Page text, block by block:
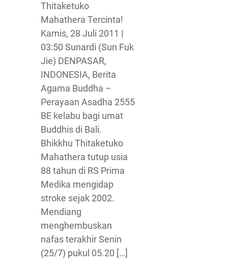
Thitaketuko
Mahathera Tercinta!
Kamis, 28 Juli 2011 |
03:50 Sunardi (Sun Fuk
Jie) DENPASAR,
INDONESIA, Berita
Agama Buddha –
Perayaan Asadha 2555
BE kelabu bagi umat
Buddhis di Bali.
Bhikkhu Thitaketuko
Mahathera tutup usia
88 tahun di RS Prima
Medika mengidap
stroke sejak 2002.
Mendiang
menghembuskan
nafas terakhir Senin
(25/7) pukul 05.20 […]